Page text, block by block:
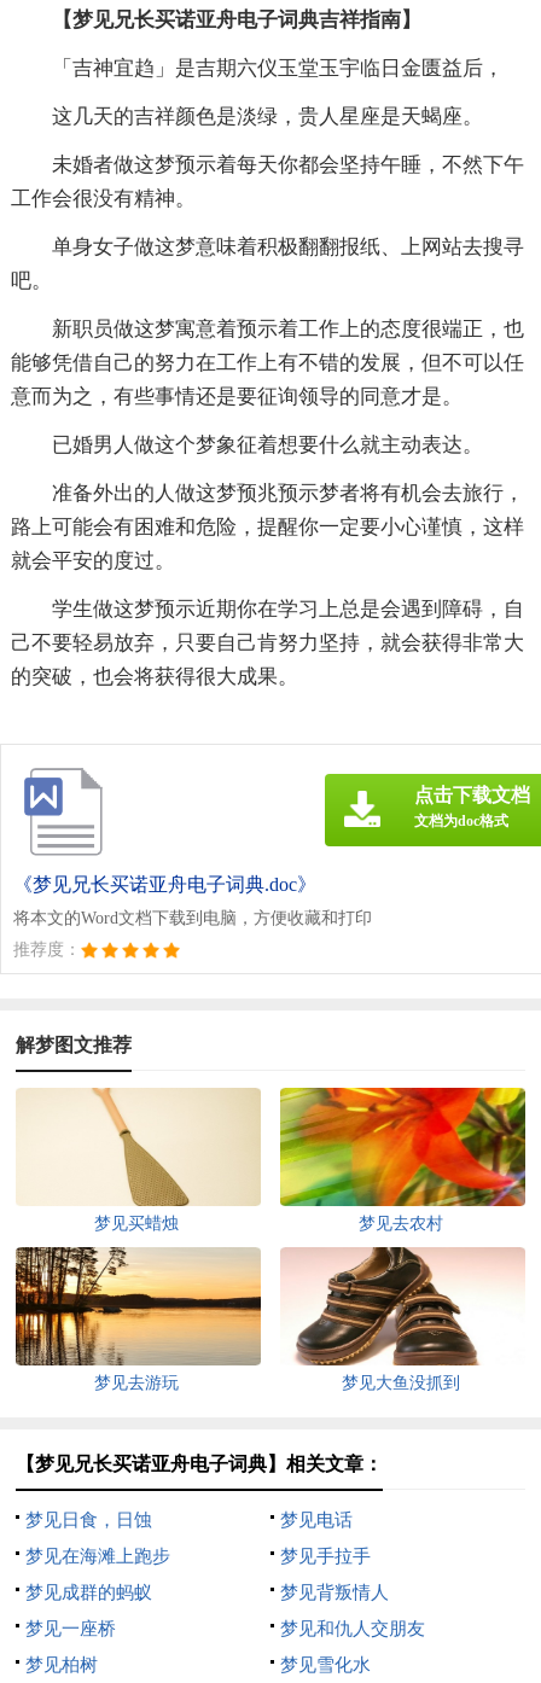
【梦见兄长买诺亚舟电子词典吉祥指南】
「吉神宜趋」是吉期六仪玉堂玉宇临日金匮益后，
这几天的吉祥颜色是淡绿，贵人星座是天蝎座。
未婚者做这梦预示着每天你都会坚持午睡，不然下午
工作会很没有精神。
单身女子做这梦意味着积极翻翻报纸、上网站去搜寻
吧。
新职员做这梦寓意着预示着工作上的态度很端正，也
能够凭借自己的努力在工作上有不错的发展，但不可以任
意而为之，有些事情还是要征询领导的同意才是。
已婚男人做这个梦象征着想要什么就主动表达。
准备外出的人做这梦预兆预示梦者将有机会去旅行，
路上可能会有困难和危险，提醒你一定要小心谨慎，这样
就会平安的度过。
学生做这梦预示近期你在学习上总是会遇到障碍，自
己不要轻易放弃，只要自己肯努力坚持，就会获得非常大
的突破，也会将获得很大成果。
《梦见兄长买诺亚舟电子词典.doc》
将本文的Word文档下载到电脑，方便收藏和打印
推荐度：
点击下载文档
文档为doc格式
解梦图文推荐
梦见买蜡烛 梦见去农村
梦见去游玩 梦见大鱼没抓到
【梦见兄长买诺亚舟电子词典】相关文章：
梦见日食，日蚀
梦见电话
梦见在海滩上跑步
梦见手拉手
梦见成群的蚂蚁
梦见背叛情人
梦见一座桥
梦见和仇人交朋友
梦见柏树
梦见雪化水